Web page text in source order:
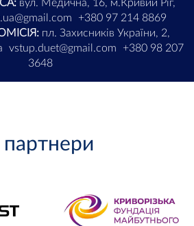
вул. Медична, 16, м.Кривий Ріг,
+380 97 214 8869
пл. Захисників України, 2,
vstup.duet@gmail.com
+380 98 207
3648
партнери